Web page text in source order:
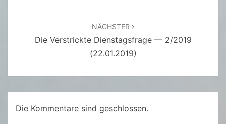
NÄCHSTER
Die Verstrickte Dienstagsfrage — 2/2019
(22.01.2019)
Die Kommentare sind geschlossen.